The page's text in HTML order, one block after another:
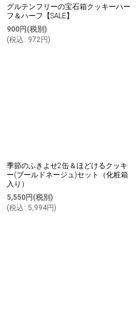
グルテンフリーの宝石箱クッキーハー
フ＆ハーフ【SALE】
900円 (税別)
(税込 : 972円)
季節のふきよせ2缶＆ほどけるクッキ
ー(ブールドネージュ)セット（化粧箱
入り）
5,550円 (税別)
(税込 : 5,994円)